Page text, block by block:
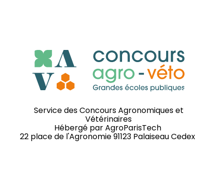
Service des Concours Agronomiques et
Vétérinaires
Hébergé parAgroParisTech
22 place de l'Agronomie 91123 Palaiseau Cedex